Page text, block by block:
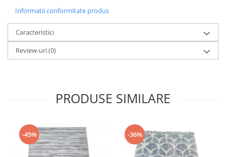
Informatii conformitate produs
Caracteristici
Review-uri(0)
PRODUSE SIMILARE
-45% -36%